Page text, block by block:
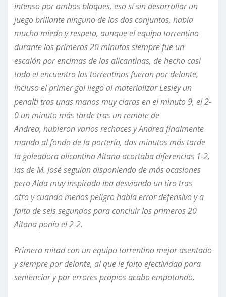
intenso por ambos bloques, eso sí sin desarrollar un
juego brillante ninguno de los dos conjuntos, había
mucho miedo y respeto, aunque el equipo torrentino
durante los primeros 20 minutos siempre fue un
escalón por encimas de las alicantinas, de hecho casi
todo el encuentro las torrentinas fueron por delante,
incluso el primer gol llego al materializar Lesley un
penalti tras unas manos muy claras en el minuto 9, el 2-
0 un minuto más tarde tras un remate de
Andrea, hubieron varios rechaces y Andrea finalmente
mando al fondo de la portería, dos minutos más tarde
la goleadora alicantina Aitana acortaba diferencias 1-2,
las de M. José seguían disponiendo de más ocasiones
pero Aida muy inspirada iba desviando un tiro tras
otro y cuando menos peligro había error defensivo y a
falta de seis segundos para concluir los primeros 20
Aitana ponía el 2-2.
Primera mitad con un equipo torrentino mejor asentado
y siempre por delante, alque le falto efectividad para
sentenciar y por errores propios acabo empatando.